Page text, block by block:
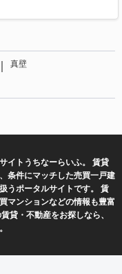
｜ 真壁
イトうちなーらいふ。 賃貸
条件にマッチした売買一戸建
うポータルサイトです。 賃
マンションなどの情報も豊富
貸・不動産をお探しなら、